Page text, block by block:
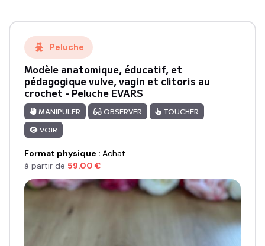
Peluche
Modèle anatomique, éducatif, et
pédagogique vulve, vagin et clitoris au
crochet - Peluche EVARS
MANIPULER OBSERVER
TOUCHER
VOIR
Format physique : Achat
à partir de 59.00 €